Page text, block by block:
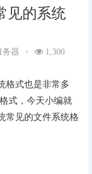
见的系统
务器 • 1,300
格式也是非常多
式，今天小编就
常见的文件系统格